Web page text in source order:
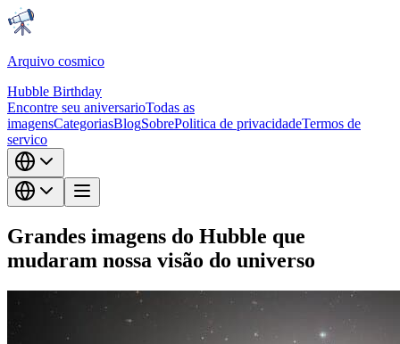
Arquivo cosmico
Hubble Birthday
Encontre seu aniversarioTodas as
imagensCategoriasBlogSobrePolitica de privacidadeTermos de
servico
Grandes imagens do Hubble que
mudaram nossa visão do universo